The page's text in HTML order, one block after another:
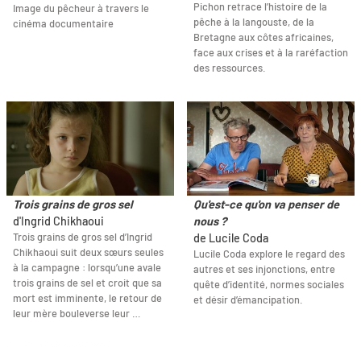
Image du pêcheur à travers le
cinéma documentaire
Pichon retrace l’histoire de la
pêche à la langouste, de la
Bretagne aux côtes africaines,
face aux crises et à la raréfaction
des ressources.
Trois grains de gros sel
d'Ingrid Chikhaoui
Trois grains de gros sel d’Ingrid
Chikhaoui suit deux sœurs seules
à la campagne : lorsqu’une avale
trois grains de sel et croit que sa
mort est imminente, le retour de
leur mère bouleverse leur …
Qu'est-ce qu'on va penser de
nous ?
de Lucile Coda
Lucile Coda explore le regard des
autres et ses injonctions, entre
quête d’identité, normes sociales
et désir d’émancipation.